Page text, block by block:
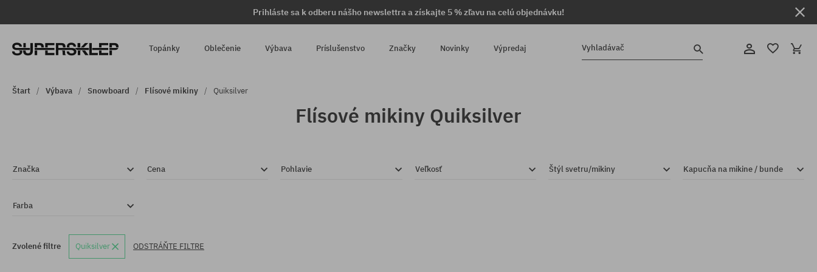
Prihláste sa k odberu nášho newslettra a získajte 5 % zľavu na celú objednávku!
Topánky Oblečenie Výbava Príslušenstvo Značky Novinky Výpredaj Vyhladávač
Štart Výbava Snowboard Flísové mikiny Quiksilver
Flísové mikiny Quiksilver
Značka Cena Pohlavie Veľkosť Štýl svetru/mikiny Kapucňa na mikine / bunde
Farba
Zvolené filtre Quiksilver ODSTRÁŇTE FILTRE